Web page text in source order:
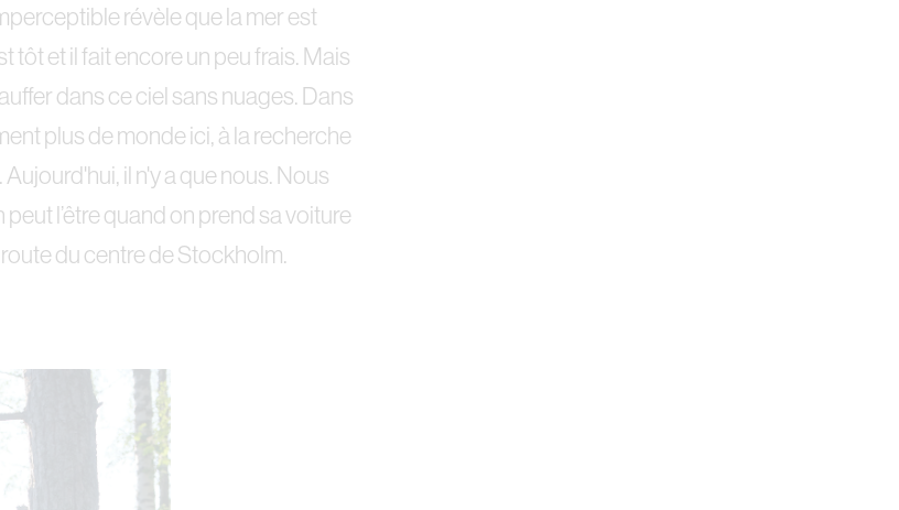
révèle que la mer est
tôt et il fait encore un peu frais. Mais
dans ce ciel sans nuages. Dans
plus de monde ici, à la recherche
il n'y a que nous. Nous
l’être quand on prend sa voiture
du centre de Stockholm.